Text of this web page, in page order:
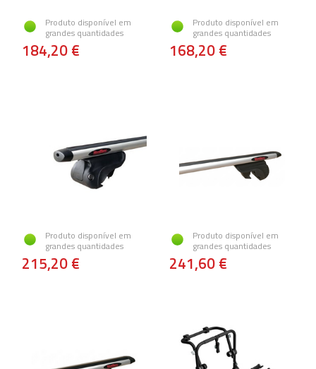
Produto disponível em
grandes quantidades
184,20 €
Produto disponível em
grandes quantidades
168,20 €
Produto disponível em
grandes quantidades
215,20 €
Produto disponível em
grandes quantidades
241,60 €